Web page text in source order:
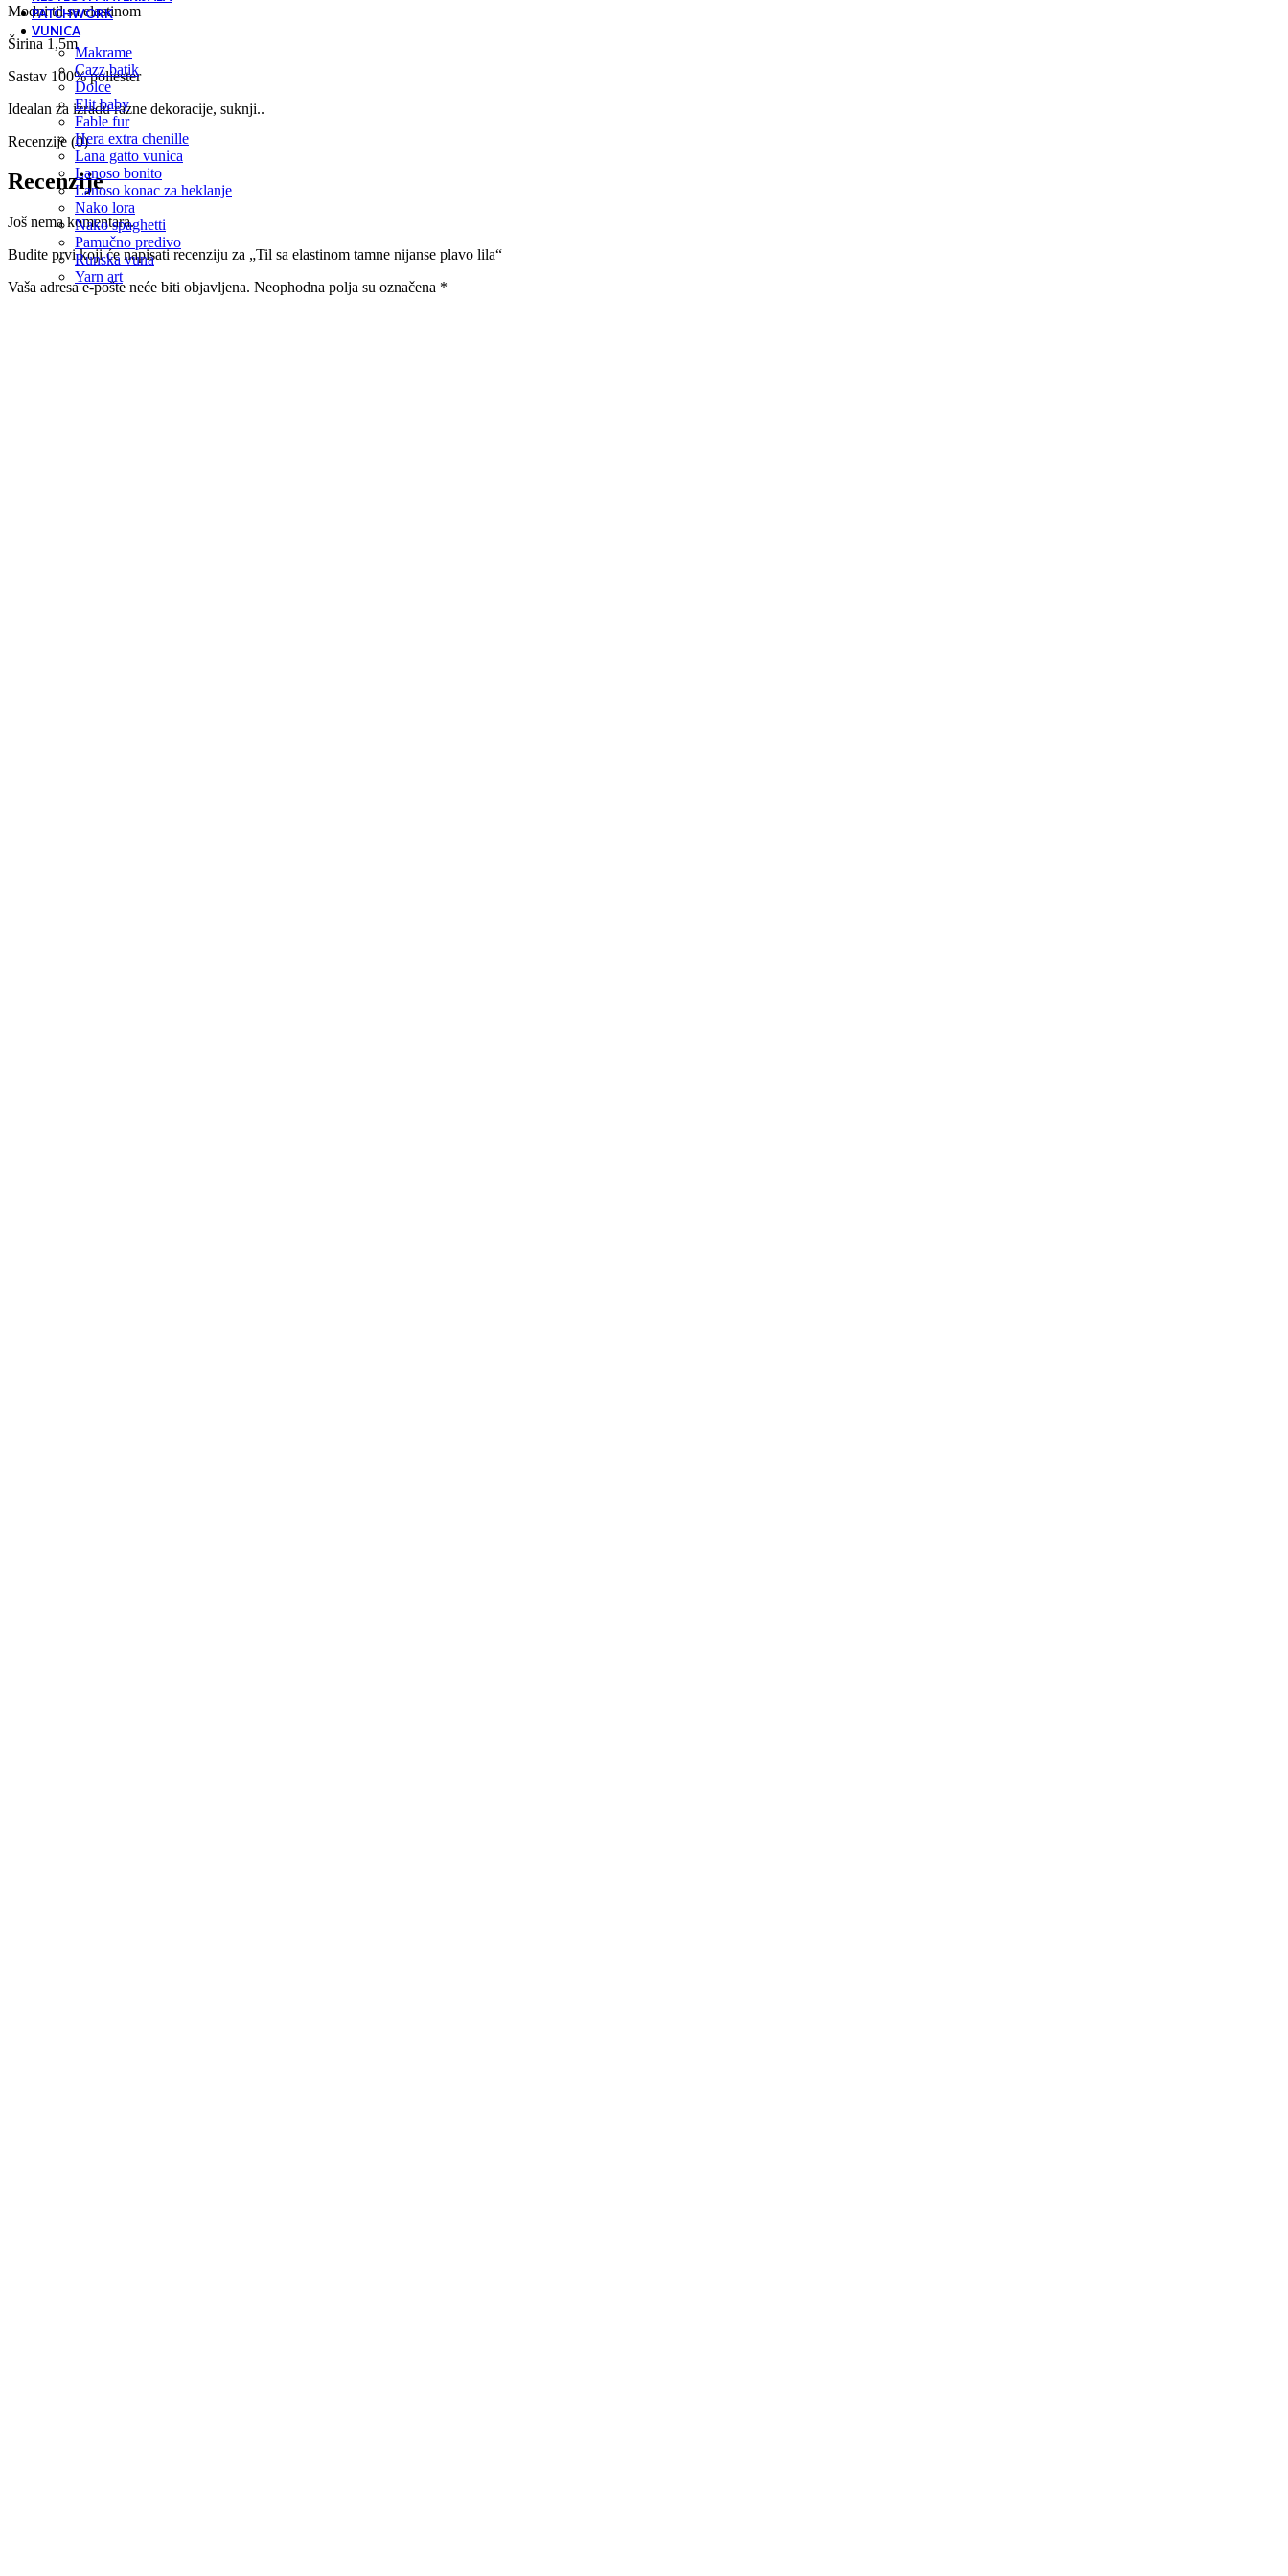
PATCHWORK
VUNICA
makrame
cazz batik
dolce
elit baby
fable fur
hera extra chenille
lana gatto vunica
lanoso bonito
lanoso konac za heklanje
nako lora
nako spaghetti
pamučno predivo
runska vuna
yarn art
Modni til sa elastinom
Širina 1,5m
Sastav 100% poliester
Idealan za izradu razne dekoracije, suknji..
Recenzije (0)
Recenzije
Još nema komentara.
Budite prvi koji će napisati recenziju za „Til sa elastinom tamne nijanse plavo lila“
Vaša adresa e-pošte neće biti objavljena. Neophodna polja su označena *